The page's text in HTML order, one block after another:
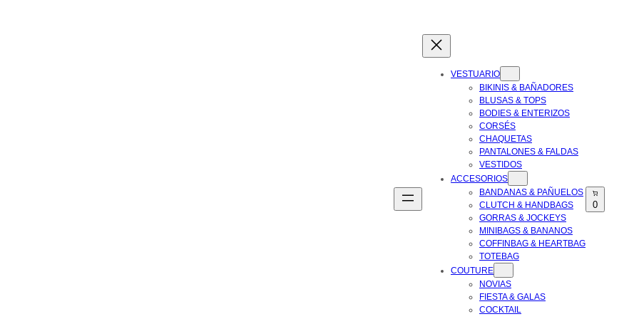
VESTUARIO
BIKINIS & BAÑADORES
BLUSAS & TOPS
BODIES & ENTERIZOS
CORSÉS
CHAQUETAS
PANTALONES & FALDAS
VESTIDOS
ACCESORIOS
BANDANAS & PAÑUELOS
CLUTCH & HANDBAGS
GORRAS & JOCKEYS
MINIBAGS & BANANOS
COFFINBAG & HEARTBAG
TOTEBAG
COUTURE
NOVIAS
FIESTA & GALAS
COCKTAIL
0